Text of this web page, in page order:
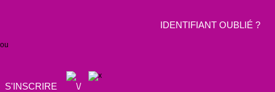
IDENTIFIANT OUBLIÉ ?
ou
S'INSCRIRE